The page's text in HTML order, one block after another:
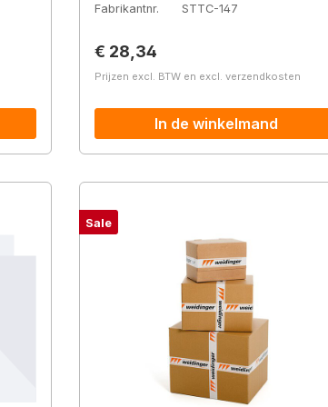
Fabrikantnr.
STTC-147
Normale prijs:
€ 28,34
Prijzen excl. BTW en excl. verzendkosten
In de winkelmand
Sale